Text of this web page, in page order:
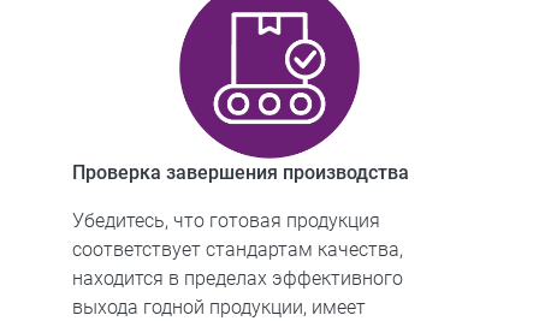
Проверка завершения производства
Убедитесь, что готовая продукция
соответствует стандартам качества,
находится в пределах эффективного
выхода годной продукции, имеет